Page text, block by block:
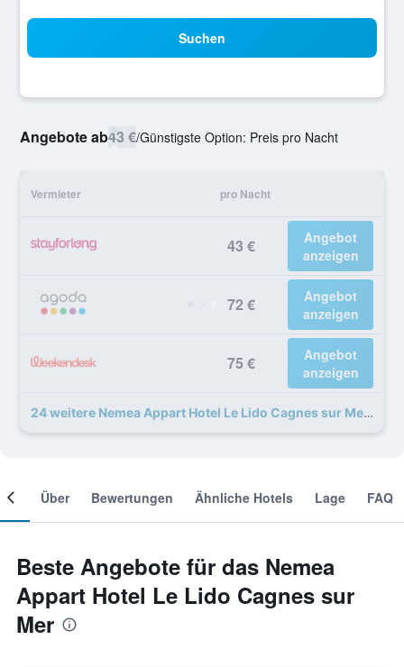
Suchen
Angebote ab43 €/Günstigste Option: Preis pro Nacht
Vermieter pro Nacht
43 €
Angebot
anzeigen
72 €
Angebot
anzeigen
75 €
Angebot
anzeigen
24 weitere Nemea Appart Hotel Le Lido Cagnes sur Mer Angebote
Über Bewertungen Ähnliche Hotels Lage FAQ
Beste Angebote für das Nemea
Appart Hotel Le Lido Cagnes sur
Mer